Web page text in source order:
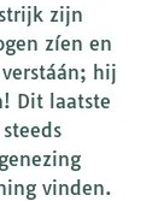
zijn
zíen en
hij
Dit laatste
vinden.